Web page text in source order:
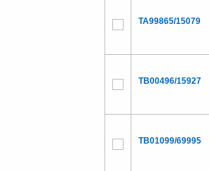
TA99865/15079
TB00496/15927
TB01099/69995